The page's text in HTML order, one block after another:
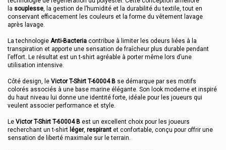
la souplesse, la gestion de l’humidité et la durabilité du textile, tout en
conservant efficacement les couleurs et la forme du vêtement lavage
après lavage.
La technologie Anti-Bacteria contribue à limiter les odeurs liées à la
transpiration et apporte une sensation de fraîcheur plus durable pendant
l’effort. Le résultat est un t-shirt agréable à porter même lors d’une
utilisation intensive.
Côté design, le Victor T-Shirt T-60004 B se démarque par ses motifs
colorés associés à une base marine élégante. Son look moderne et inspiré
du haut niveau lui donne une identité forte, idéale pour les joueurs qui
veulent associer performance et style.
Le Victor T-Shirt T-60004 B est un excellent choix pour les joueurs
recherchant un t-shirt léger, respirant et confortable, conçu pour offrir une
sensation de liberté maximale sur le terrain.